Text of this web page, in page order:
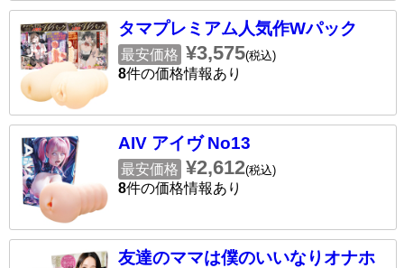
タマプレミアム人気作Wパック
最安価格 ¥3,575(税込)
8件の価格情報あり
AIV アイヴ No13
最安価格 ¥2,612(税込)
8件の価格情報あり
友達のママは僕のいいなりオナホ